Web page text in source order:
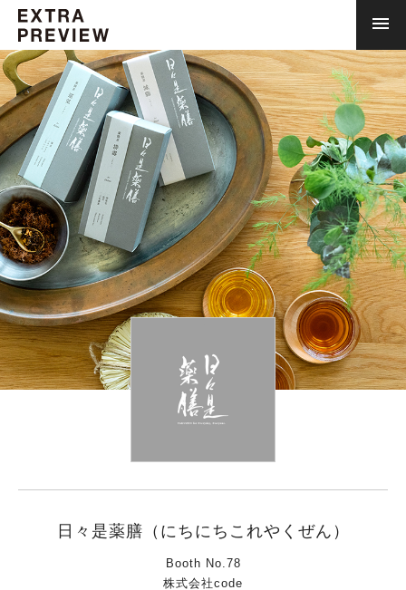
日々是薬膳（にちにちこれやくぜん）
Booth No.78
株式会社code